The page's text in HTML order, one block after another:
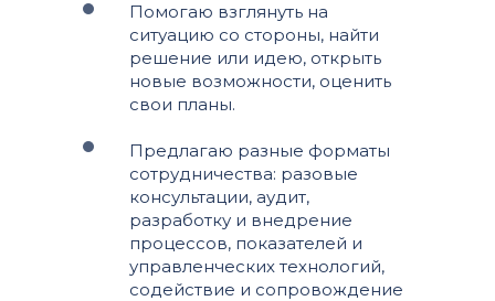
Помогаю взглянуть на
ситуацию со стороны, найти
решение или идею, открыть
новые возможности, оценить
свои планы.
Предлагаю разные форматы
сотрудничества: разовые
консультации, аудит,
разработку и внедрение
процессов, показателей и
управленческих технологий,
содействие и сопровождение